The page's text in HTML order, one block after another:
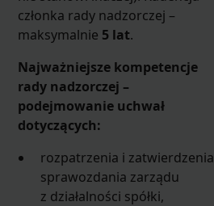
członka rady nadzorczej –
maksymalnie 5 lat.
Najważniejsze kompetencje
rady nadzorczej –
podejmowanie uchwał
dotyczących:
rozpatrzenia i zatwierdzenia
sprawozdania zarządu
z działalności spółki,